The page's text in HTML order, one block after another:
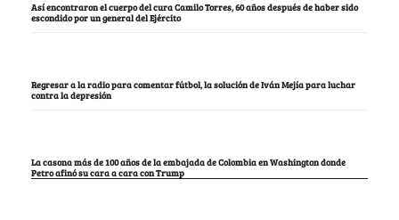
Así encontraron el cuerpo del cura Camilo Torres, 60 años después de haber sido
escondido por un general del Ejército
Regresar a la radio para comentar fútbol, la solución de Iván Mejía para luchar
contra la depresión
La casona más de 100 años de la embajada de Colombia en Washington donde
Petro afinó su cara a cara con Trump